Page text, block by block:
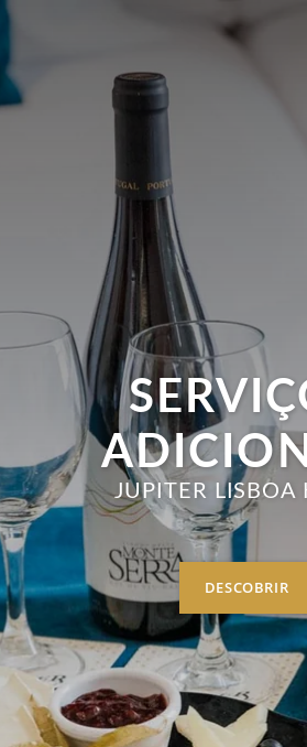
JUPITER LISBOA
DESCOBRIR